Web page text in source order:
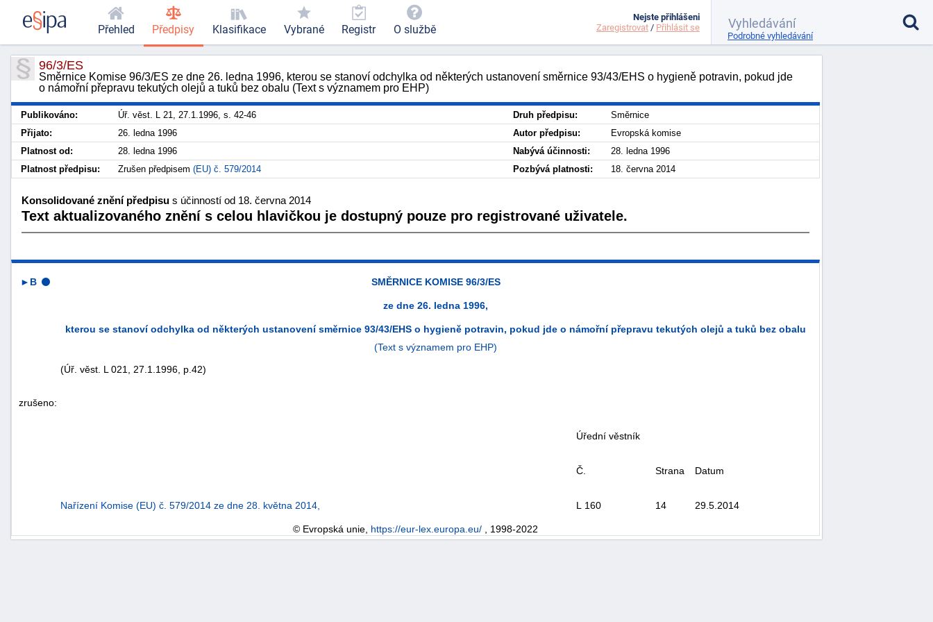
96/3/ES
Směrnice Komise 96/3/ES ze dne 26. ledna 1996, kterou se stanoví odchylka od některých ustanovení směrnice 93/43/EHS o hygieně potravin, pokud jde
o námořní přepravu tekutých olejů a tuků bez obalu (Text s významem pro EHP)
Publikováno: Úř. věst. L 21, 27.1.1996, s. 42-46 Druh předpisu:
Směrnice
Přijato:
26. ledna 1996 Autor předpisu:
Evropská komise
Platnost od:
28. ledna 1996 Nabývá účinnosti:
28. ledna 1996
Platnost předpisu:
Zrušen předpisem (EU) č. 579/2014 Pozbývá platnosti: 18. června 2014
Konsolidované znění předpisu s účinností od 18. června 2014
Text aktualizovaného znění s celou hlavičkou je dostupný pouze pro registrované uživatele.
►B SMĚRNICE KOMISE 96/3/ES
ze dne 26. ledna 1996,
kterou se stanoví odchylka od některých ustanovení směrnice 93/43/EHS o hygieně potravin, pokud jde o námořní přepravu tekutých olejů a tuků bez obalu
(Text s významem pro EHP)
(Úř. věst. L 021, 27.1.1996, p.42)
zrušeno:
Úřední věstník
Č. Strana Datum
Nařízení Komise (EU) č. 579/2014 ze dne 28. května 2014, L 160 14 29.5.2014
© Evropská unie, https://eur-lex.europa.eu/ , 1998-2022
Přehled Předpisy Klasifikace Vybrané Registr O službě
Nejste přihlášeni
Zaregistrovat / Přihlásit se
Podrobné vyhledávání